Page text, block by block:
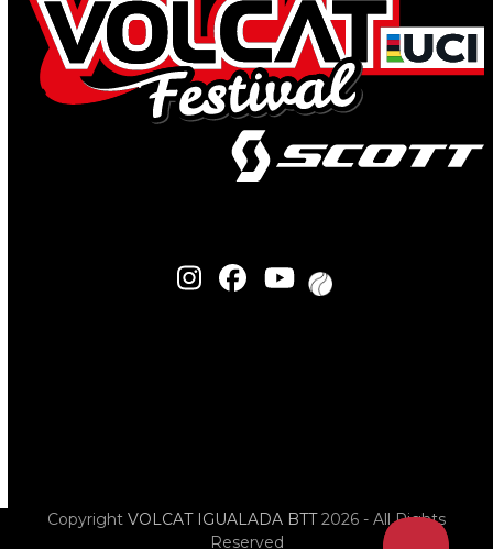
Copyright VOLCAT IGUALADA BTT2026 - All Rights
Reserved